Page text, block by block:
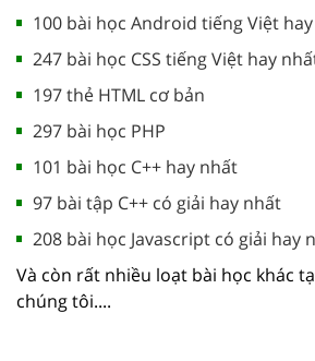
100 bài học Android tiếng Việt
247 bài học CSS tiếng Việt hay
197 thẻ HTML cơ bản
297 bài học PHP
101 bài học C++ hay nhất
97 bài tập C++ có giải hay nhất
208 bài học Javascript có giải hay
Và còn rất nhiều loạt bài học khác
chúng tôi....